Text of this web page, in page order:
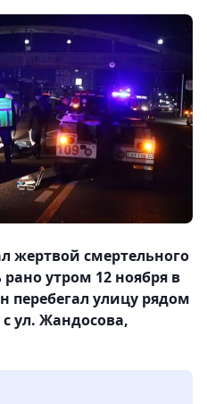
жертвой смертельного
утром 12 ноября в
перебегал улицу рядом
ул. Жандосова,